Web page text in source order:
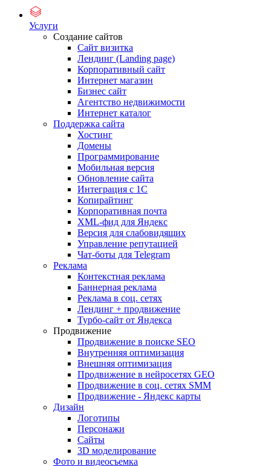
Услуги
Создание сайтов
Сайт визитка
Лендинг (Landing page)
Корпоративный сайт
Интернет магазин
Бизнес сайт
Агентство недвижимости
Интернет каталог
Поддержка сайта
Хостинг
Домены
Программирование
Мобильная версия
Обновление сайта
Интеграция с 1С
Копирайтинг
Корпоративная почта
XML-фид для Яндекс
Версия для слабовидящих
Управление репутацией
Чат-боты для Telegram
Реклама
Контекстная реклама
Баннерная реклама
Реклама в соц. сетях
Лендинг + продвижение
Турбо-сайт от Яндекса
Продвижение
Продвижение в поиске SEO
Внутренняя оптимизация
Внешняя оптимизация
Продвижение в нейросетях GEO
Продвижение в соц. сетях SMM
Продвижение - Яндекс карты
Дизайн
Логотипы
Персонажи
Сайты
3D моделирование
Фото и видеосъемка